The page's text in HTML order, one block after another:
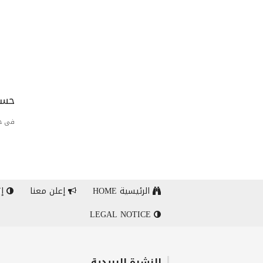
فى
الرئيسية HOME إعلن معنا